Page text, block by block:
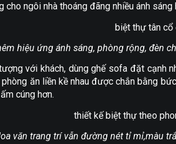
ngôi nhà thoáng đãng nhiều ánh sáng
hiệu ứng ánh sáng, phòng rộng, đèn
với khách, dùng ghế sofa đặt cạnh
ăn liền kề nhau được chắn bằng
cúng hơn.
văn trang trí vẫn đường nét tỉ mỉ,màu